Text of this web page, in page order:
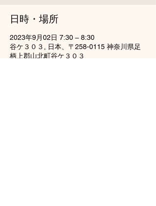
日時・場所
2023年9月02日 7:30 – 8:30
谷ケ３０３, 日本、〒258-0115 神奈川県足
柄上郡山北町谷ケ３０３